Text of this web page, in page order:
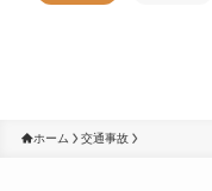
ホーム 交通事故